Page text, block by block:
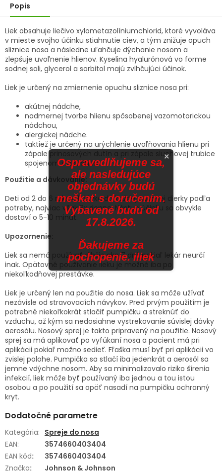
Popis
Liek obsahuje liečivo xylometazolíniumchlorid, ktoré vyvoláva
v mieste svojho účinku stiahnutie ciev, a tým znižuje opuch
sliznice nosa a následne uľahčuje dýchanie nosom a
zlepšuje uvoľnenie hlienov. Kyselina hyalurónová vo forme
sodnej soli, glycerol a sorbitol majú zvlhčujúci účinok.
Liek je určený na zmiernenie opuchu sliznice nosa pri:
akútnej nádche,
nadmernej tvorbe hlienu spôsobenej vazomotorickou
nádchou,
alergickej nádche.
taktiež je určený na urýchlenie uvoľňovania hlienu pri
zápale prinosových dutín a pri zápale sluchovej trubice
spojenom s nádchou.
Použitie a dávkovanie:
Deti od 2 do 6 rokov: 1 dávka do každej nosovej dierky podľa
potreby, najviac však 3x denne. Nástup účinku sa obvykle
dostaví o 5-10 minút.
Upozornenie:
Liek sa nemá používať dlhšie ako 7 dní, pokiaľ lekár neurčí
inak. Opätovné používanie lieku je možné iba po
niekoľkodňovej prestávke.
Liek je určený len na použitie do nosa. Liek sa môže užívať
nezávisle od stravovacích návykov. Pred prvým použitím je
potrebné niekoľkokrát stlačiť pumpičku a streknúť do
vzduchu, až kým sa nedosiahne vystrekovanie súvislej dávky
aerosólu. Nosový sprej je takto pripravený na použitie. Nosový
sprej sa má aplikovať po vyfúkaní nosa a pacient má pri
aplikácii pokiaľ možno sedieť. Fľaška musí byť pri aplikácii vo
zvislej polohe. Pumpička sa stlačí iba jedenkrát a aerosól sa
jemne vdýchne nosom. Aby sa minimalizovalo riziko šírenia
infekcií, liek môže byť používaný iba jednou a tou istou
osobou a po použití sa opäť nasadí na pumpičku ochranný
kryt.
Dodatočné parametre
Kategória: Spreje do nosa
EAN:
3574660403404
EAN kód::
3574660403404
Značka::
Johnson & Johnson
×
Ospravedlňujeme sa,
ale nasledujúce
objednávky budú
meškať s doručením.
Vybavené budú od
17.8.2026.
Ďakujeme za
pochopenie. iliek